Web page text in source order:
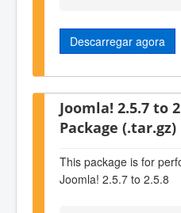
Descarregar agora
Joomla! 2.5.7 to
Package (.tar.gz)
This package is for
Joomla! 2.5.7 to 2.5.8